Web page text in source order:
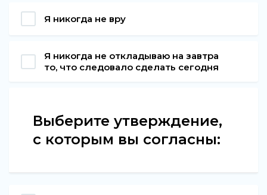
Я никогда не вру
Я никогда не откладываю на завтра
то, что следовало сделать сегодня
Выберите утверждение,
с которым вы согласны: